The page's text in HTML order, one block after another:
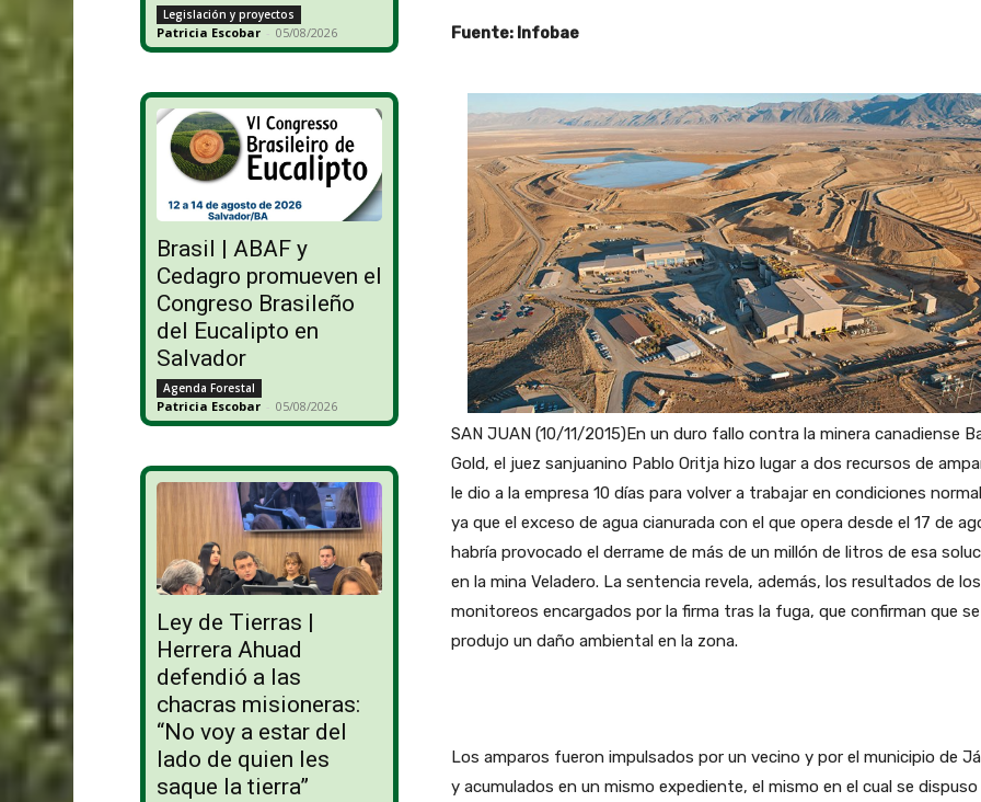
Legislación y proyectos
Patricia Escobar - 05/08/2026
Brasil | ABAF y
Cedagro promueven el
Congreso Brasileño
del Eucalipto en
Salvador
Agenda Forestal
Patricia Escobar - 05/08/2026
Ley de Tierras |
Herrera Ahuad
defendió a las
chacras misioneras:
“No voy a estar del
lado de quien les
saque la tierra”
Fuente: Infobae
SAN JUAN (10/11/2015)En un duro fallo contra la minera canadiense
Gold, el juez sanjuanino Pablo Oritja hizo lugar a dos recursos de
le dio a la empresa 10 días para volver a trabajar en condiciones
ya que el exceso de agua cianurada con el que opera desde el 17 de
habría provocado el derrame de más de un millón de litros de esa
en la mina Veladero. La sentencia revela, además, los resultados de los
monitoreos encargados por la firma tras la fuga, que confirman que se
produjo un daño ambiental en la zona.
Los amparos fueron impulsados por un vecino y por el municipio de
y acumulados en un mismo expediente, el mismo en el cual se dispuso